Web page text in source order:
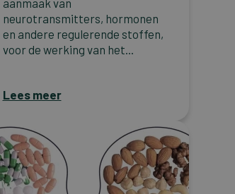
aanmaak van
neurotransmitters, hormonen
en andere regulerende stoffen,
voor de werking van het...
Lees meer